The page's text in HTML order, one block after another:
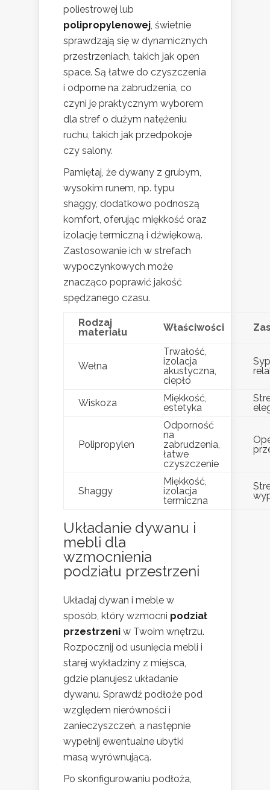
poliestrowej lub
polipropylenowej, świetnie
sprawdzają się w dynamicznych
przestrzeniach, takich jak open
space. Są łatwe do czyszczenia
i odporne na zabrudzenia, co
czyni je praktycznym wyborem
dla stref o dużym natężeniu
ruchu, takich jak przedpokoje
czy salony.
Pamiętaj, że dywany z grubym,
wysokim runem, np. typu
shaggy, dodatkowo podnoszą
komfort, oferując miękkość oraz
izolację termiczną i dźwiękową.
Zastosowanie ich w strefach
wypoczynkowych może
znacząco poprawić jakość
spędzanego czasu.
Rodzaj
materiału
Właściwości
Wełna
Trwałość,
izolacja
akustyczna,
ciepło
Wiskoza
Miękkość,
estetyka
Polipropylen
Odporność
na
zabrudzenia,
łatwe
czyszczenie
Shaggy
Miękkość,
izolacja
termiczna
Układanie dywanu i
mebli dla
wzmocnienia
podziału przestrzeni
Układaj dywan i meble w
sposób, który wzmocni podział
przestrzeni w Twoim wnętrzu.
Rozpocznij od usunięcia mebli i
starej wykładziny z miejsca,
gdzie planujesz układanie
dywanu. Sprawdź podłoże pod
względem nierówności i
zanieczyszczeń, a następnie
wypełnij ewentualne ubytki
masą wyrównującą.
Po skonfigurowaniu podłoża,